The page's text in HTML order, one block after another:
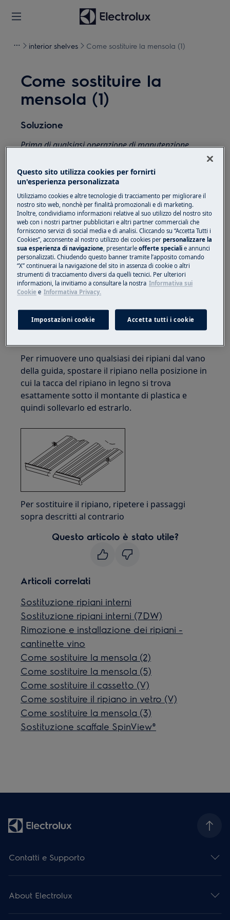
interior shelves Come sostituire la mensola (1)
Come sostituire la
mensola (1)
Soluzione
Prima di qualsiasi operazione di manutenzione,
alimentazione dallapresa.
apparecchi, per apparecchi pesanti sono necessarie
due persone per spostarli.
Utilizzare sempre guanti di sicurezza e calzature
chiuse.
Si prega di notare che l'auto-riparazione o la
riparazione non professionale possono avere
conseguenze sulla sicurezza se non eseguite
Come sostituire lo scaffale
Per rimuovere uno qualsiasi dei ripiani dal vano
della guida, spostare il ripiano nella posizione in
cui la tacca del ripiano in legno si trova
esattamente sotto il montante di plastica e
quindi sollevarlo ed estrarlo.
Per sostituire il ripiano, ripetere i passaggi
sopra descritti al contrario
Questo articolo è stato utile?
Articoli correlati
Sostituzione ripiani interni
Sostituzione ripiani interni (7DW)
Rimozione e installazione dei ripiani -
cantinette vino
Come sostituire la mensola (2)
Come sostituire la mensola (5)
Come sostituire il cassetto (V)
Come sostituire il ripiano in vetro (V)
Come sostituire la mensola (3)
Sostituzione scaffale SpinView®
Contatti e Supporto
About Electrolux
Questo sito utilizza cookies per fornirti
un'esperienza personalizzata
Utilizziamo cookies e altre tecnologie di tracciamento per migliorare il
nostro sito web, nonchè per finalità promozionali e di marketing.
Inoltre, condividiamo informazioni relative al suo utilizzo del nostro sito
web con i nostri partner pubblicitari e altri partner commerciali che
forniscono servizi di social media e di analisi. Cliccando su “Accetta Tutti i
Cookies”, acconsente al nostro utilizzo dei cookies perpersonalizzare la
sua esperienza di navigazione , presentarleofferte speciali e annunci
personalizzati. Chiudendo questo banner tramite l’apposito comando
“X” continuerai la navigazione del sito in assenza di cookie o altri
strumenti di tracciamento diversi da quelli tecnici. Per ulteriori
informazioni, la invitiamo a consultare la nostra Informativa sui
Cookie e Informativa Privacy.
Impostazioni cookie Accetta tutti i cookie